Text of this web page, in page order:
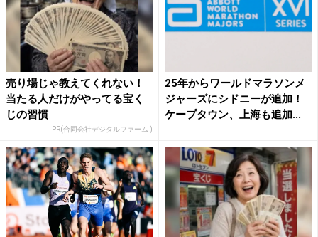
売り場じゃ教えてくれない！
当たる人だけがやってる宝く
じの習慣
PR(合同会社デジタルファーム )
25年からワールドマラソンメ
ジャーズにシドニーが追加！
ケープタウン、上海も追加...